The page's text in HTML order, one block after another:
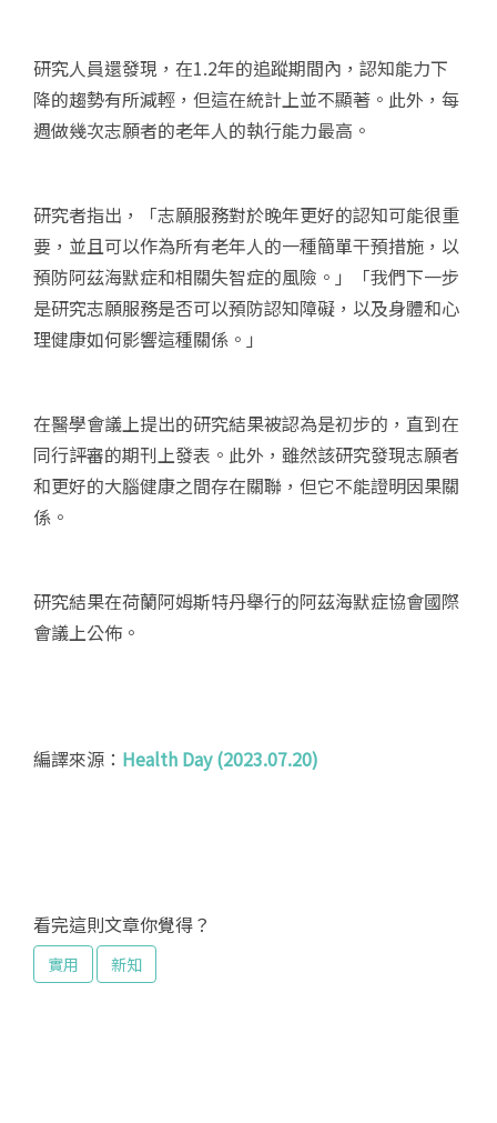
研究人員還發現，在1.2年的追蹤期間內，認知能力下
降的趨勢有所減輕，但這在統計上並不顯著。此外，每
週做幾次志願者的老年人的執行能力最高。
研究者指出，「志願服務對於晚年更好的認知可能很重
要，並且可以作為所有老年人的一種簡單干預措施，以
預防阿茲海默症和相關失智症的風險。」「我們下一步
是研究志願服務是否可以預防認知障礙，以及身體和心
理健康如何影響這種關係。」
在醫學會議上提出的研究結果被認為是初步的，直到在
同行評審的期刊上發表。此外，雖然該研究發現志願者
和更好的大腦健康之間存在關聯，但它不能證明因果關
係。
研究結果在荷蘭阿姆斯特丹舉行的阿茲海默症協會國際
會議上公佈。
編譯來源： Health Day (2023.07.20)
看完這則文章你覺得？
實用 新知